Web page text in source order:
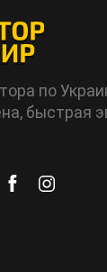
по
быстрая